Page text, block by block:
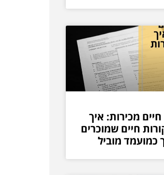
מכירות: איך
חיים שמוכרים
כמועמד מוביל